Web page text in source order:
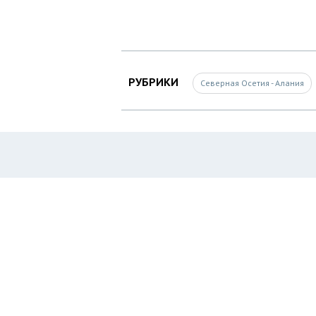
РУБРИКИ Северная Осетия - Алания